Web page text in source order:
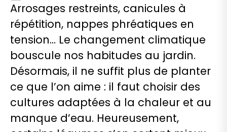
Arrosages restreints, canicules à
répétition, nappes phréatiques en
tension… Le changement climatique
bouscule nos habitudes au jardin.
Désormais, il ne suffit plus de planter
ce que l’on aime : il faut choisir des
cultures adaptées à la chaleur et au
manque d’eau. Heureusement,